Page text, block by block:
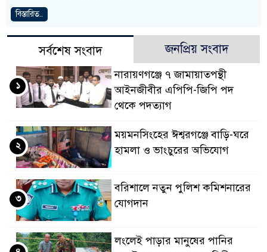
বিস্তারিত..
সর্বশেষ সংবাদ জনপ্রিয় সংবাদ
নারায়ণগঞ্জে ৭ জামায়াতপন্থী
আইনজীবীর এপিপি-জিপি পদ
থেকে পদত্যাগ
১
ময়মনসিংহের ঈশ্বরগঞ্জে বাড়ি-ঘরে
হামলা ও ভাংচুরের অভিযোগ
২
বরিশালে নতুন পুলিশ কমিশনারের
যোগদান
৩
লংলেই পাড়ার মানুষের পানির